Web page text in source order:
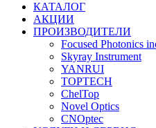
КАТАЛОГ
АКЦИИ
ПРОИЗВОДИТЕЛИ
Focused Photonics
Skyray Instrument
YANRUI
TOPTECH
ChelTop
Novel Optics
CNOptec